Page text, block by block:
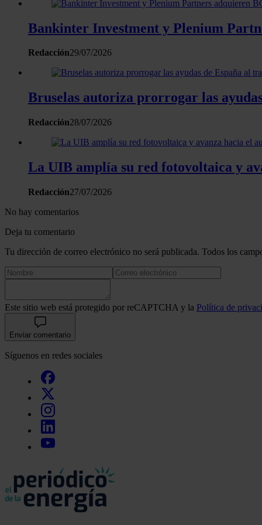
Bankinter Investment y Plenium
Redacción29/07/2026
Bruselas autoriza prorrogar las
Redacción28/07/2026
La UIB amplía su red fotovoltaica y
Redacción27/07/2026
No hay comentarios
Deja tu comentario
Tu dirección de correo electrónico no será publicada. Todos los
Este sitio web está protegido por reCAPTCHA y la Política de
Enviar comentario
Síguenos en redes sociales